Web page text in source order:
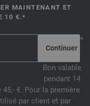
MAINTENANT ET
10 €.*
*
Bon valable
pendant 14
€. Pour la première
par client et par